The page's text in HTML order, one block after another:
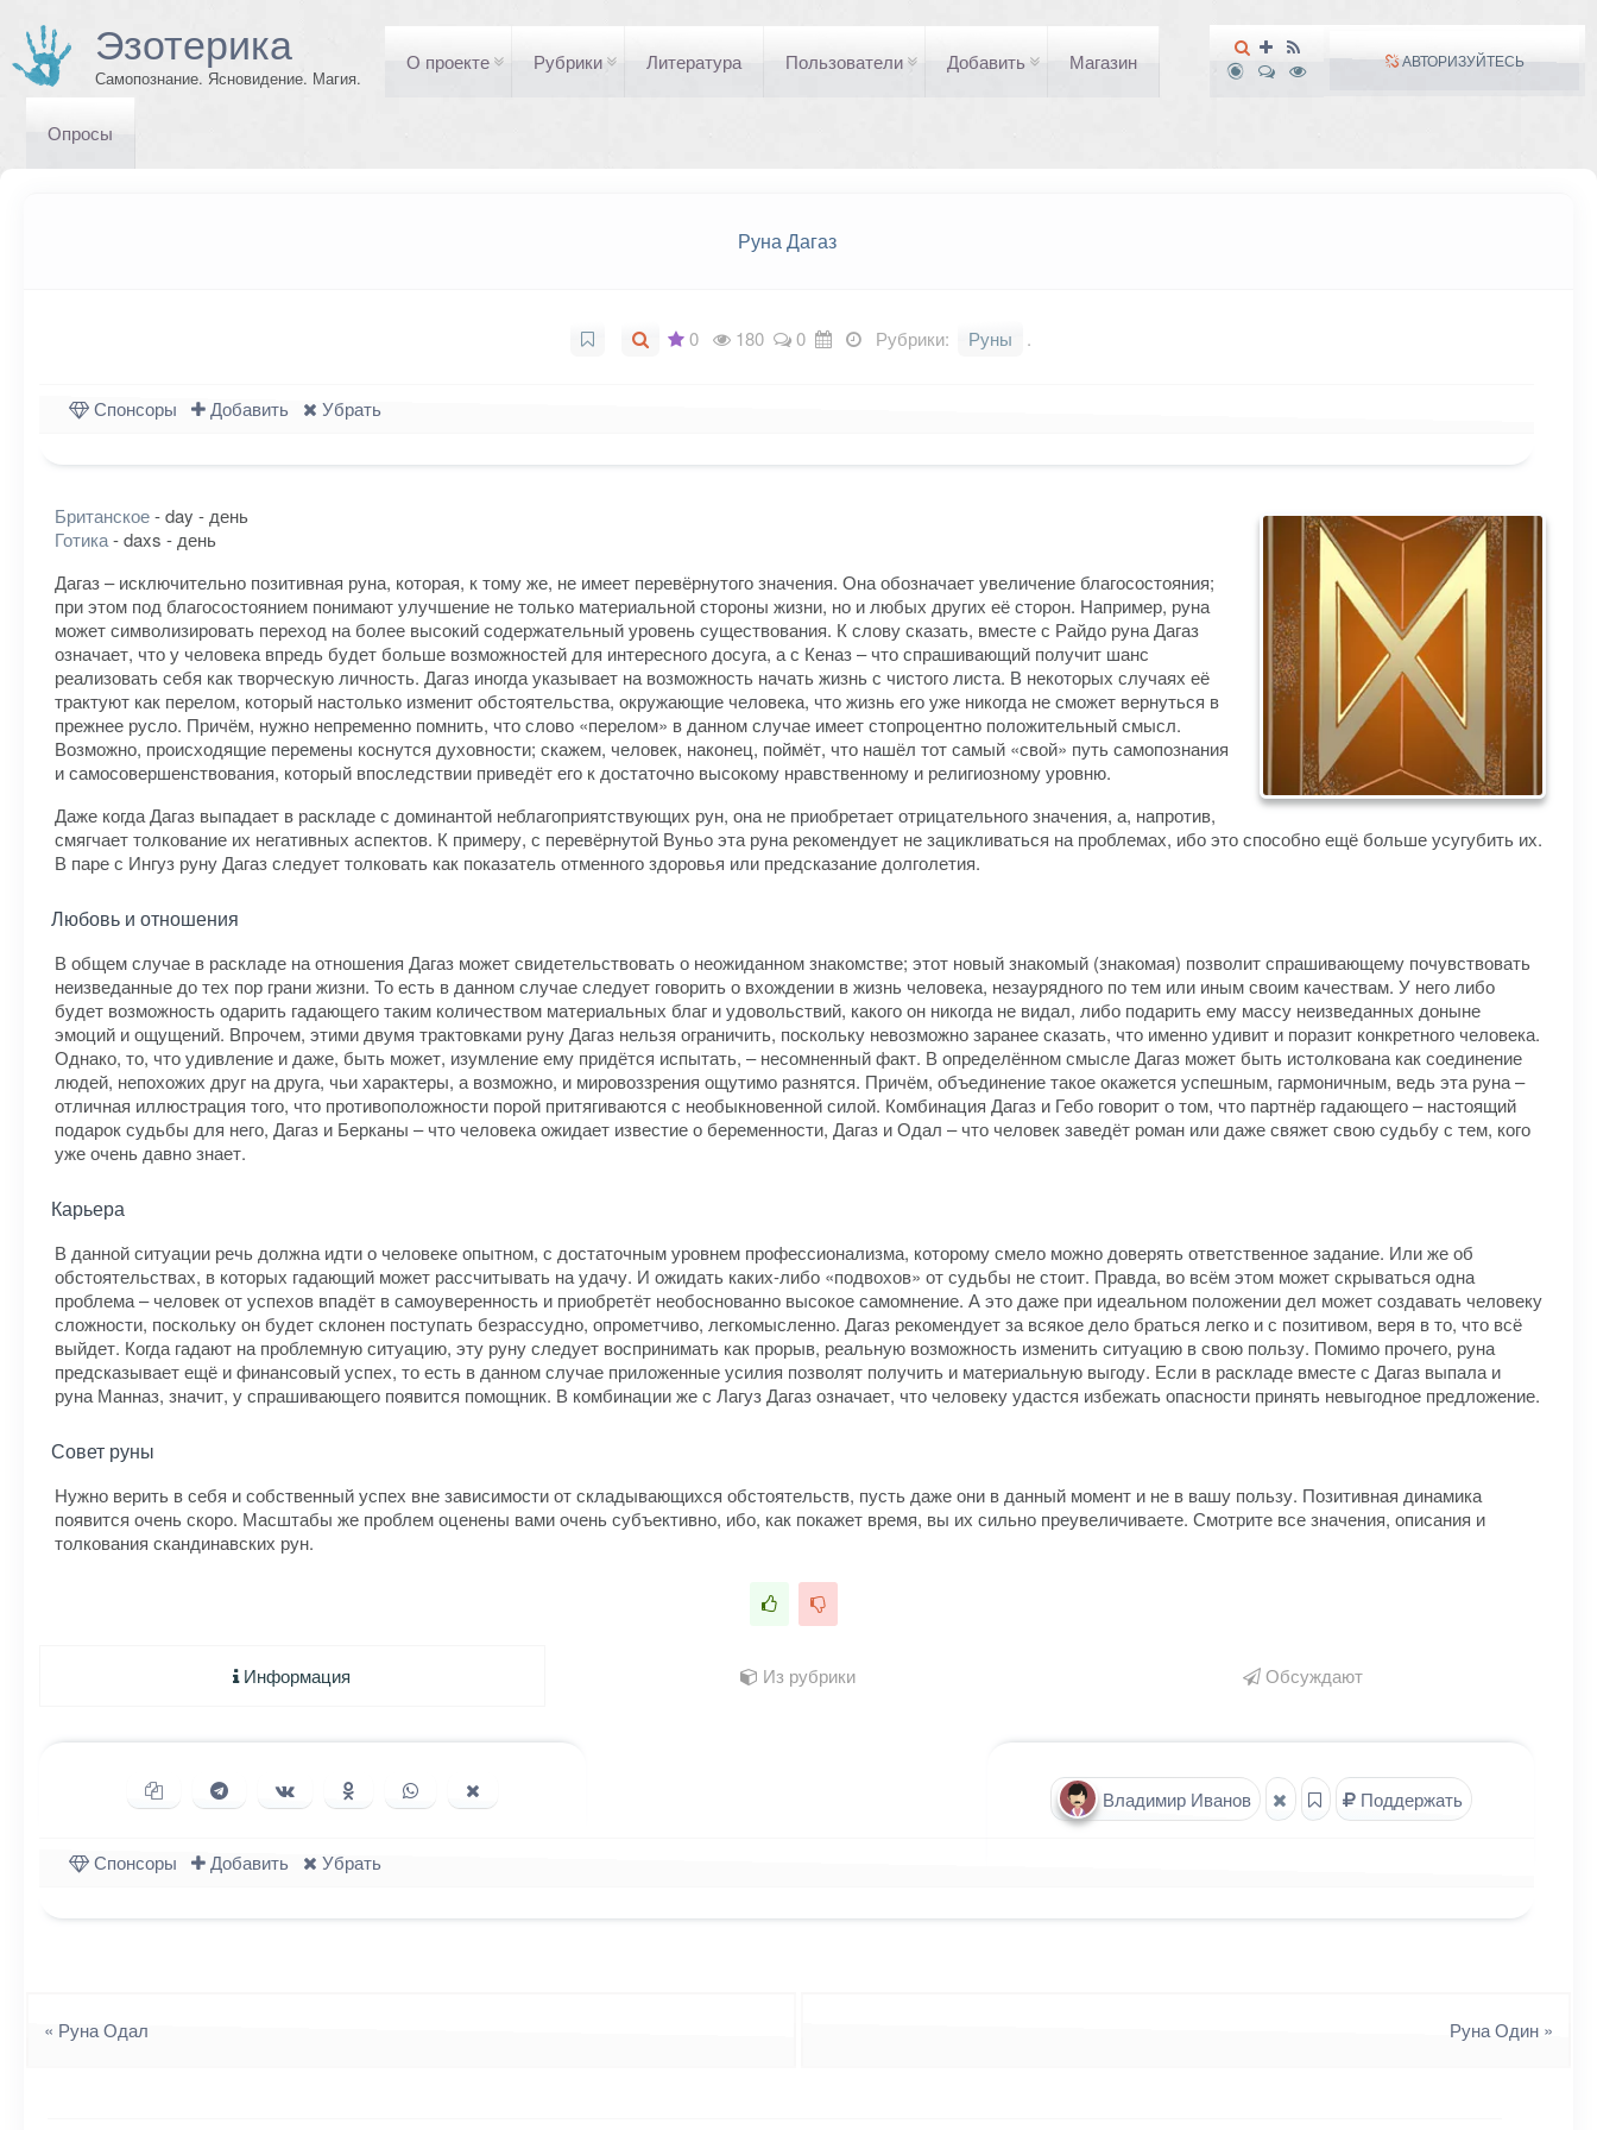
Эзотерика
Самопознание. Ясновидение. Магия.
АВТОРИЗУЙТЕСЬ
О проекте Рубрики Литература Пользователи Добавить Магазин
Опросы
Руна Дагаз
0 180 0 Рубрики: Руны .
Спонсоры Добавить Убрать
Британское- day - день
Готика- daxs - день
Дагаз – исключительно позитивная руна, которая, к тому же, не имеет перевёрнутого значения. Она обозначает увеличение благосостояния;
при этом под благосостоянием понимают улучшение не только материальной стороны жизни, но и любых других её сторон. Например, руна
может символизировать переход на более высокий содержательный уровень существования. К слову сказать, вместе с Райдо руна Дагаз
означает, что у человека впредь будет больше возможностей для интересного досуга, а с Кеназ – что спрашивающий получит шанс
реализовать себя как творческую личность. Дагаз иногда указывает на возможность начать жизнь с чистого листа. В некоторых случаях её
трактуют как перелом, который настолько изменит обстоятельства, окружающие человека, что жизнь его уже никогда не сможет вернуться в
прежнее русло. Причём, нужно непременно помнить, что слово «перелом» в данном случае имеет стопроцентно положительный смысл.
Возможно, происходящие перемены коснутся духовности; скажем, человек, наконец, поймёт, что нашёл тот самый «свой» путь самопознания
и самосовершенствования, который впоследствии приведёт его к достаточно высокому нравственному и религиозному уровню.
Даже когда Дагаз выпадает в раскладе с доминантой неблагоприятствующих рун, она не приобретает отрицательного значения, а, напротив,
смягчает толкование их негативных аспектов. К примеру, с перевёрнутой Вуньо эта руна рекомендует не зацикливаться на проблемах, ибо это способно ещё больше усугубить их.
В паре с Ингуз руну Дагаз следует толковать как показатель отменного здоровья или предсказание долголетия.
Любовь и отношения
В общем случае в раскладе на отношения Дагаз может свидетельствовать о неожиданном знакомстве; этот новый знакомый (знакомая) позволит спрашивающему почувствовать
неизведанные до тех пор грани жизни. То есть в данном случае следует говорить о вхождении в жизнь человека, незаурядного по тем или иным своим качествам. У него либо
будет возможность одарить гадающего таким количеством материальных благ и удовольствий, какого он никогда не видал, либо подарить ему массу неизведанных доныне
эмоций и ощущений. Впрочем, этими двумя трактовками руну Дагаз нельзя ограничить, поскольку невозможно заранее сказать, что именно удивит и поразит конкретного человека.
Однако, то, что удивление и даже, быть может, изумление ему придётся испытать, – несомненный факт. В определённом смысле Дагаз может быть истолкована как соединение
людей, непохожих друг на друга, чьи характеры, а возможно, и мировоззрения ощутимо разнятся. Причём, объединение такое окажется успешным, гармоничным, ведь эта руна –
отличная иллюстрация того, что противоположности порой притягиваются с необыкновенной силой. Комбинация Дагаз и Гебо говорит о том, что партнёр гадающего – настоящий
подарок судьбы для него, Дагаз и Берканы – что человека ожидает известие о беременности, Дагаз и Одал – что человек заведёт роман или даже свяжет свою судьбу с тем, кого
уже очень давно знает.
Карьера
В данной ситуации речь должна идти о человеке опытном, с достаточным уровнем профессионализма, которому смело можно доверять ответственное задание. Или же об
обстоятельствах, в которых гадающий может рассчитывать на удачу. И ожидать каких-либо «подвохов» от судьбы не стоит. Правда, во всём этом может скрываться одна
проблема – человек от успехов впадёт в самоуверенность и приобретёт необоснованно высокое самомнение. А это даже при идеальном положении дел может создавать человеку
сложности, поскольку он будет склонен поступать безрассудно, опрометчиво, легкомысленно. Дагаз рекомендует за всякое дело браться легко и с позитивом, веря в то, что всё
выйдет. Когда гадают на проблемную ситуацию, эту руну следует воспринимать как прорыв, реальную возможность изменить ситуацию в свою пользу. Помимо прочего, руна
предсказывает ещё и финансовый успех, то есть в данном случае приложенные усилия позволят получить и материальную выгоду. Если в раскладе вместе с Дагаз выпала и
руна Манназ, значит, у спрашивающего появится помощник. В комбинации же с Лагуз Дагаз означает, что человеку удастся избежать опасности принять невыгодное предложение.
Совет руны
Нужно верить в себя и собственный успех вне зависимости от складывающихся обстоятельств, пусть даже они в данный момент и не в вашу пользу. Позитивная динамика
появится очень скоро. Масштабы же проблем оценены вами очень субъективно, ибо, как покажет время, вы их сильно преувеличиваете. Смотрите все значения, описания и
толкования скандинавских рун.
Информация Из рубрики Обсуждают
Владимир Иванов Поддержать
Копировать ссылкуПоделиться в Telegram
Поделиться ВКонтакте
Поделиться в Одноклассниках
Поделиться в WhatsApp
Спонсоры Добавить Убрать
« Руна Одал Руна Один »